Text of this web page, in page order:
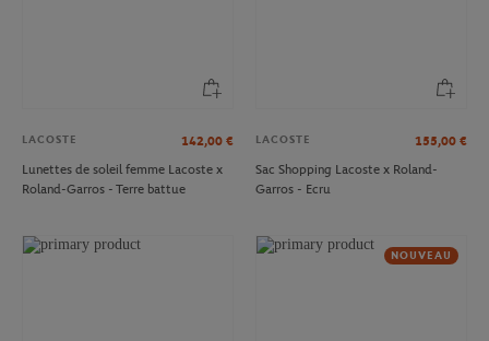
LACOSTE 142,00 €
Lunettes de soleil femme Lacoste x
Roland-Garros - Terre battue
LACOSTE 155,00 €
Sac Shopping Lacoste x Roland-
Garros - Ecru
NOUVEAU